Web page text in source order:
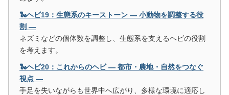
🐍ヘビ19：生態系のキーストーン ― 小動物を調整する役
割 ―
ネズミなどの個体数を調整し、生態系を支えるヘビの役割
を考えます。
🐍ヘビ20：これからのヘビ ― 都市・農地・自然をつなぐ
視点 ―
手足を失いながらも世界中へ広がり、多様な環境に適応し